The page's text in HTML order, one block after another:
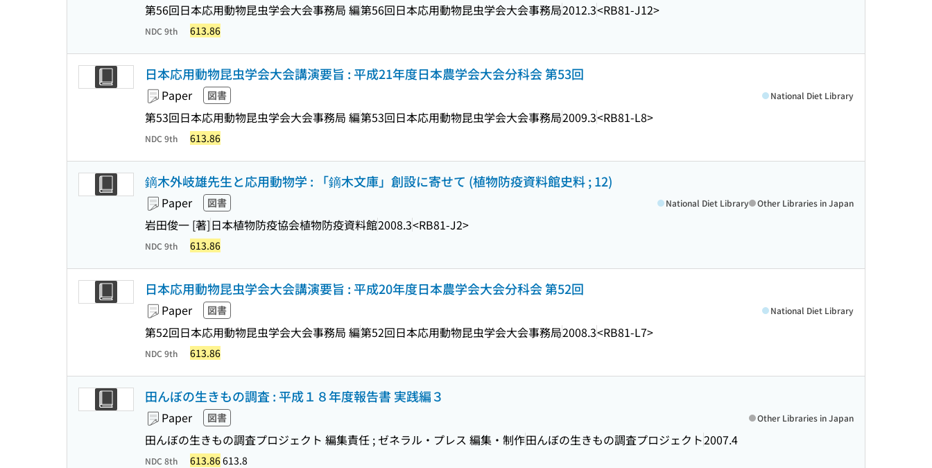
第56回日本応用動物昆虫学会大会事務局 編第56回日本応用動物昆虫学会大会事務局2012.3<RB81-J12>
NDC 9th 613.86
日本応用動物昆虫学会大会講演要旨 : 平成21年度日本農学会大会分科会 第53回
Paper 図書
第53回日本応用動物昆虫学会大会事務局 編第53回日本応用動物昆虫学会大会事務局2009.3<RB81-L8>
National Diet Library
NDC 9th 613.86
鏑木外岐雄先生と応用動物学 : 「鏑木文庫」創設に寄せて (植物防疫資料館史料 ; 12)
Paper 図書
岩田俊一 [著]日本植物防疫協会植物防疫資料館2008.3<RB81-J2>
National Diet Library Other Libraries in Japan
NDC 9th 613.86
日本応用動物昆虫学会大会講演要旨 : 平成20年度日本農学会大会分科会 第52回
Paper 図書
第52回日本応用動物昆虫学会大会事務局 編第52回日本応用動物昆虫学会大会事務局2008.3<RB81-L7>
National Diet Library
NDC 9th 613.86
田んぼの生きもの調査 : 平成１８年度報告書 実践編３
Paper 図書
田んぼの生きもの調査プロジェクト 編集責任 ; ゼネラル・プレス 編集・制作田んぼの生きもの調査プロジェクト2007.4
Other Libraries in Japan
NDC 8th 613.86613.8